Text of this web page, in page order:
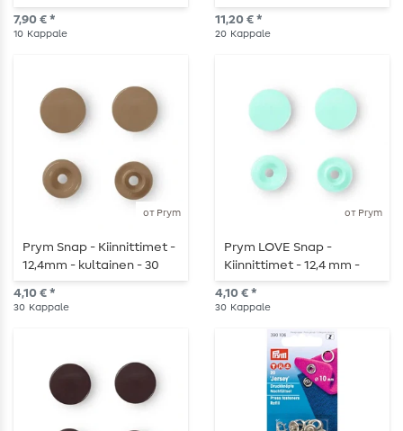
- 10 mm - työkalulla ja
lisälaitteilla - 10
7,90 € *
10 Kappale
hopeanväriset - 10 mm -
täydennyspakkaus - 20
11,20 € *
20 Kappale
от Prym
Prym Snap - Kiinnittimet -
12,4mm - kultainen - 30
kpl
4,10 € *
30 Kappale
от Prym
Prym LOVE Snap -
Kiinnittimet - 12,4 mm -
mintunvärinen - 30 kpl
4,10 € *
30 Kappale